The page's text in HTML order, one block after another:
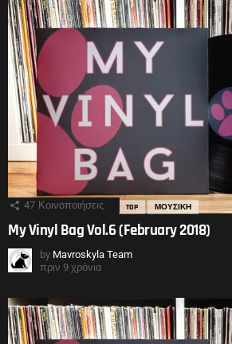
47 Κοινοποιήσεις TOP ΜΟΥΣΙΚΗ
My Vinyl Bag Vol.6 (February 2018)
by Mavroskyla Team
πριν 9 χρόνια